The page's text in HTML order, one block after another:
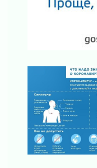
районе
действовать при
В Ивангороде
граждан
02 августа 2026
Готовность №1
02 августа 2026
Километровые